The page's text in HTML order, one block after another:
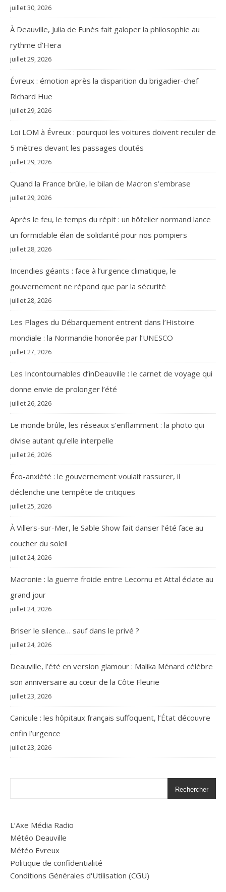
juillet 30, 2026
À Deauville, Julia de Funès fait galoper la philosophie au
rythme d’Hera
juillet 29, 2026
Évreux : émotion après la disparition du brigadier-chef
Richard Hue
juillet 29, 2026
Loi LOM à Évreux : pourquoi les voitures doivent reculer de
5 mètres devant les passages cloutés
juillet 29, 2026
Quand la France brûle, le bilan de Macron s’embrase
juillet 29, 2026
Après le feu, le temps du répit : un hôtelier normand lance
un formidable élan de solidarité pour nos pompiers
juillet 28, 2026
Incendies géants : face à l’urgence climatique, le
gouvernement ne répond que par la sécurité
juillet 28, 2026
Les Plages du Débarquement entrent dans l’Histoire
mondiale : la Normandie honorée par l’UNESCO
juillet 27, 2026
Les Incontournables d’inDeauville : le carnet de voyage qui
donne envie de prolonger l’été
juillet 26, 2026
Le monde brûle, les réseaux s’enflamment : la photo qui
divise autant qu’elle interpelle
juillet 26, 2026
Éco-anxiété : le gouvernement voulait rassurer, il
déclenche une tempête de critiques
juillet 25, 2026
À Villers-sur-Mer, le Sable Show fait danser l’été face au
coucher du soleil
juillet 24, 2026
Macronie : la guerre froide entre Lecornu et Attal éclate au
grand jour
juillet 24, 2026
Briser le silence… sauf dans le privé ?
juillet 24, 2026
Deauville, l’été en version glamour : Malika Ménard célèbre
son anniversaire au cœur de la Côte Fleurie
juillet 23, 2026
Canicule : les hôpitaux français suffoquent, l’État découvre
enfin l’urgence
juillet 23, 2026
Rechercher
L’Axe Média Radio
Météo Deauville
Météo Evreux
Politique de confidentialité
Conditions Générales d'Utilisation (CGU)